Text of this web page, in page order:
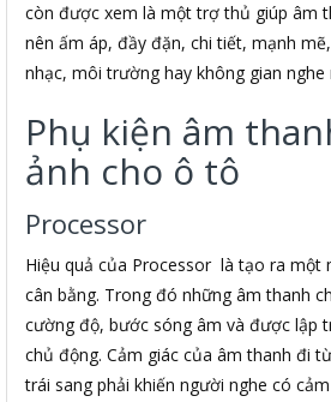
còn được xem là một trợ thủ giúp âm
nên ấm áp, đầy đặn, chi tiết, mạnh
nhạc, môi trường hay không gian nghe
Phụ kiện âm
ảnh cho ô tô
Processor
Hiệu quả của Processor là tạo ra một
cân bằng. Trong đó những âm thanh
cường độ, bước sóng âm và được lập
chủ động. Cảm giác của âm thanh đi
trái sang phải khiến người nghe có